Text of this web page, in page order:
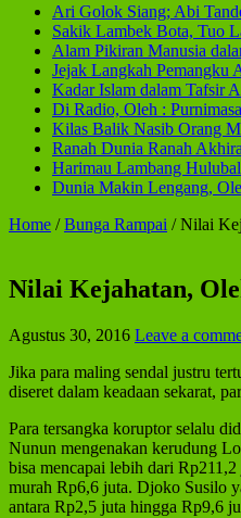
Ari Golok Siang; Abi
Sakik Lambek Bota, Tuo
Alam Pikiran Manusia
Jejak Langkah Pemangku
Kadar Islam dalam Tafsir
Di Radio, Oleh :
Kilas Balik Nasib Orang
Ranah Dunia Ranah
Harimau Lambang
Dunia Makin Lengang,
Home / Bunga Rampai / Nilai
Nilai Kejahatan,
Agustus 30, 2016 Leave a
Jika para maling sendal justru
diseret dalam keadaan sekarat,
Para tersangka koruptor selalu
Nunun mengenakan kerudung
bisa mencapai lebih dari
murah Rp6,6 juta. Djoko Susilo
antara Rp2,5 juta hingga Rp9,6